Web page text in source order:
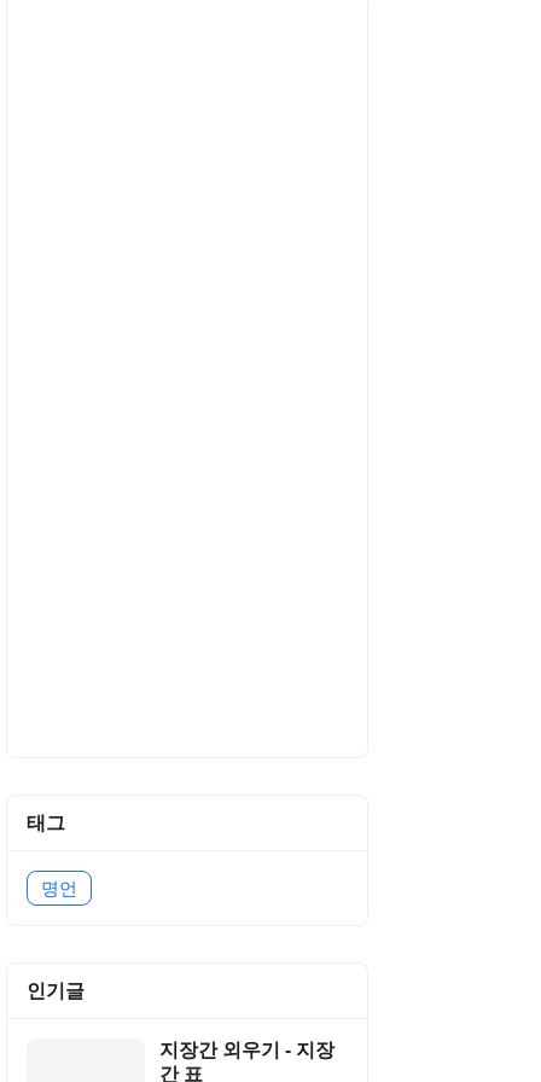
태그
명언
인기글
지장간 외우기 - 지장
간 표